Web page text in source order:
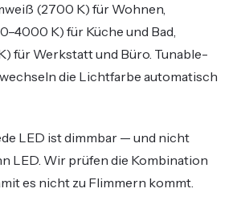
(2700 K) für Wohnen,
K) für Küche und Bad,
für Werkstatt und Büro. Tunable-
die Lichtfarbe automatisch
LED ist dimmbar — und nicht
LED. Wir prüfen die Kombination
es nicht zu Flimmern kommt.